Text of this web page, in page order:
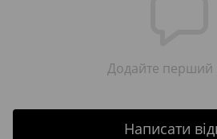
Додайте перший
Написати